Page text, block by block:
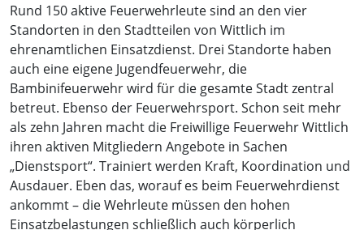
Rund 150 aktive Feuerwehrleute sind an den vier
Standorten in den Stadtteilen von Wittlich im
ehrenamtlichen Einsatzdienst. Drei Standorte haben
auch eine eigene Jugendfeuerwehr, die
Bambinifeuerwehr wird für die gesamte Stadt zentral
betreut. Ebenso der Feuerwehrsport. Schon seit mehr
als zehn Jahren macht die Freiwillige Feuerwehr Wittlich
ihren aktiven Mitgliedern Angebote in Sachen
„Dienstsport“. Trainiert werden Kraft, Koordination und
Ausdauer. Eben das, worauf es beim Feuerwehrdienst
ankommt – die Wehrleute müssen den hohen
Einsatzbelastungen schließlich auch körperlich